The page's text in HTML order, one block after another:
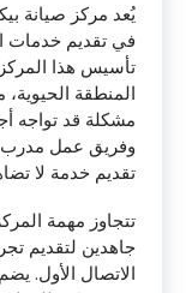
يُعد مركز صيانة
في تقديم خدمات
تأسيس هذا
المنطقة
مشكلة قد تواجه
وفريق عمل مدرب
تقديم خدمة لا
تتجاوز مهمة
جاهدين لتقديم
الاتصال الأول.